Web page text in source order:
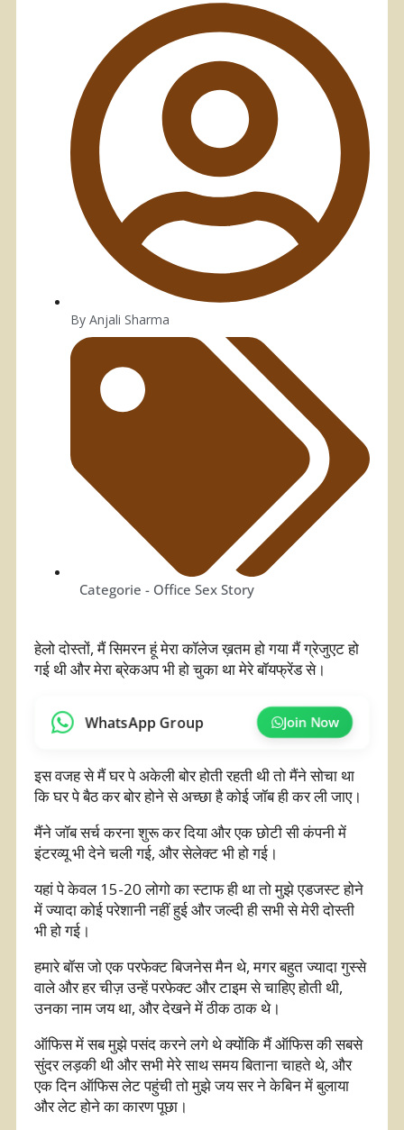
By Anjali Sharma
Categorie - Office Sex Story
हेलो दोस्तों, मैं सिमरन हूं मेरा कॉलेज ख़तम हो गया मैं ग्रेजुएट हो
गई थी और मेरा ब्रेकअप भी हो चुका था मेरे बॉयफ्रेंड से।
WhatsApp Group Join Now
इस वजह से मैं घर पे अकेली बोर होती रहती थी तो मैंने सोचा था
कि घर पे बैठ कर बोर होने से अच्छा है कोई जॉब ही कर ली जाए।
मैंने जॉब सर्च करना शुरू कर दिया और एक छोटी सी कंपनी में
इंटरव्यू भी देने चली गई, और सेलेक्ट भी हो गई।
यहां पे केवल 15-20 लोगो का स्टाफ ही था तो मुझे एडजस्ट होने
में ज्यादा कोई परेशानी नहीं हुई और जल्दी ही सभी से मेरी दोस्ती
भी हो गई।
हमारे बॉस जो एक परफेक्ट बिजनेस मैन थे, मगर बहुत ज्यादा गुस्से
वाले और हर चीज़ उन्हें परफेक्ट और टाइम से चाहिए होती थी,
उनका नाम जय था, और देखने में ठीक ठाक थे।
ऑफिस में सब मुझे पसंद करने लगे थे क्योंकि मैं ऑफिस की सबसे
सुंदर लड़की थी और सभी मेरे साथ समय बिताना चाहते थे, और
एक दिन ऑफिस लेट पहुंची तो मुझे जय सर ने केबिन में बुलाया
और लेट होने का कारण पूछा।